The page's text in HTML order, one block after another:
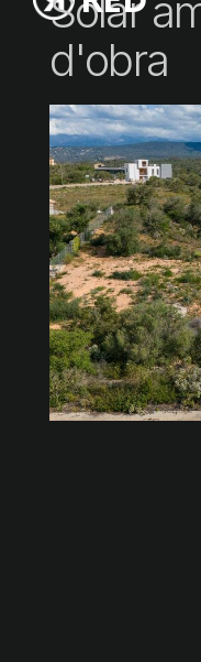
Solar
d'obra